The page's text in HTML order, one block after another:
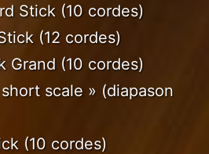
Stick (10 cordes)
(12 cordes)
Grand (10 cordes)
scale » (diapason
(10 cordes)